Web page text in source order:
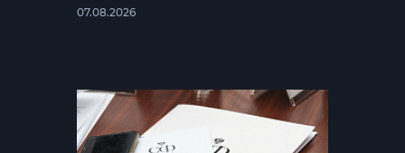
07.08.2026